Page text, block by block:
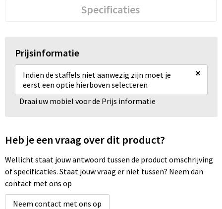
Specificaties
Prijsinformatie
Indien de staffels niet aanwezig zijn moet je
eerst een optie hierboven selecteren
×
Draai uw mobiel voor de Prijs informatie
Heb je een vraag over dit product?
Wellicht staat jouw antwoord tussen de product omschrijving
of specificaties. Staat jouw vraag er niet tussen? Neem dan
contact met ons op
Neem contact met ons op